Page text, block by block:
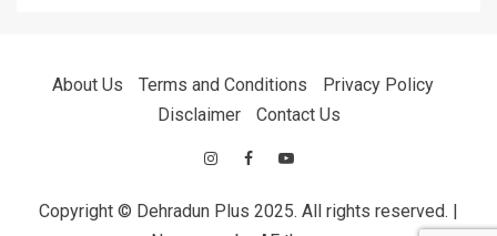
About Us Terms and Conditions
Privacy Policy
Disclaimer
Contact Us
Copyright © Dehradun Plus 2025. All rights reserved. |